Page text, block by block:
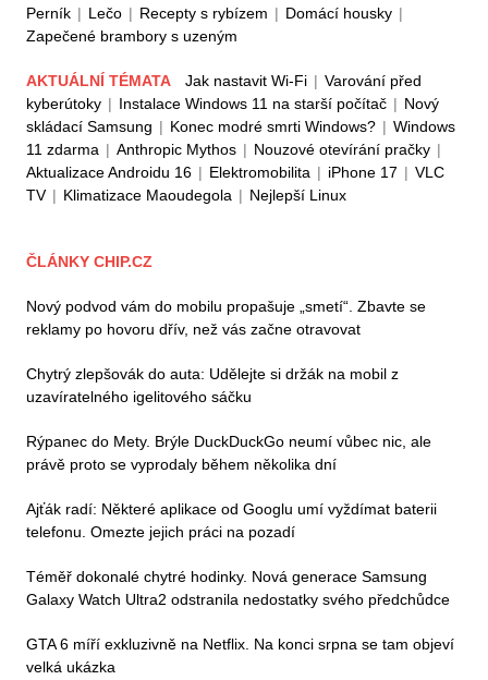
Perník | Lečo | Recepty s rybízem | Domácí housky |
Zapečené brambory s uzeným
AKTUÁLNÍ TÉMATA Jak nastavit Wi-Fi | Varování před
kyberútoky | Instalace Windows 11 na starší počítač | Nový
skládací Samsung | Konec modré smrti Windows? | Windows
11 zdarma | Anthropic Mythos | Nouzové otevírání pračky |
Aktualizace Androidu 16 | Elektromobilita | iPhone 17 | VLC
TV | Klimatizace Maoudegola | Nejlepší Linux
ČLÁNKY CHIP.CZ
Nový podvod vám do mobilu propašuje „smetí“. Zbavte se
reklamy po hovoru dřív, než vás začne otravovat
Chytrý zlepšovák do auta: Udělejte si držák na mobil z
uzavíratelného igelitového sáčku
Rýpanec do Mety. Brýle DuckDuckGo neumí vůbec nic, ale
právě proto se vyprodaly během několika dní
Ajťák radí: Některé aplikace od Googlu umí vyždímat baterii
telefonu. Omezte jejich práci na pozadí
Téměř dokonalé chytré hodinky. Nová generace Samsung
Galaxy Watch Ultra2 odstranila nedostatky svého předchůdce
GTA 6 míří exkluzivně na Netflix. Na konci srpna se tam objeví
velká ukázka